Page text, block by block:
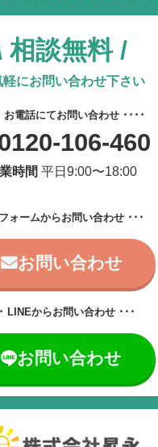
相談無料 /
軽にお問い合わせ下さい
お電話にてお問い合わせ ････
106-460
時間 平日9:00〜18:00
ォームからお問い合わせ ･･･
お問い合わせ
LINEからお問い合わせ ･･･
お問い合わせ
リンクハイライト
アニメーションを停止
動画やアニメーションを一時停止
すべての設定をリセット
サービスお問い合わせ先